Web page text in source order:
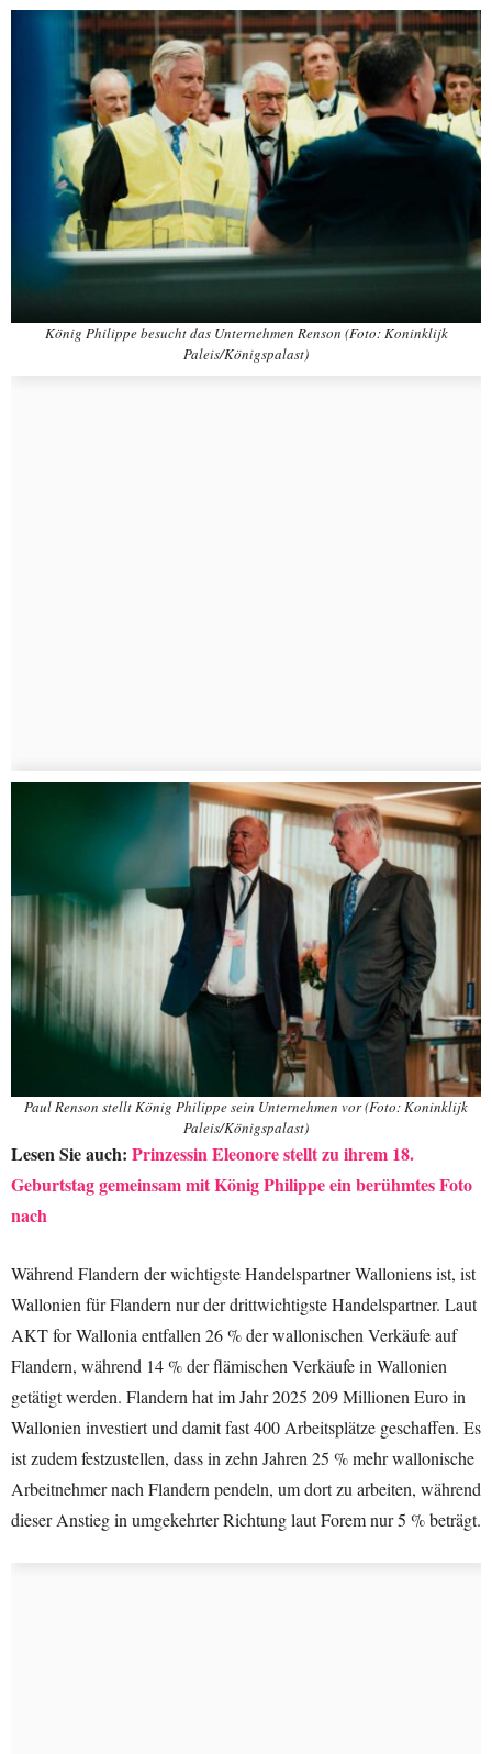
König Philippe besucht das Unternehmen Renson (Foto: Koninklijk
Paleis/Königspalast)
Paul Renson stellt König Philippe sein Unternehmen vor (Foto: Koninklijk
Paleis/Königspalast)
Lesen Sie auch: Prinzessin Eleonore stellt zu ihrem 18.
Geburtstag gemeinsam mit König Philippe ein berühmtes Foto
nach
Während Flandern der wichtigste Handelspartner Walloniens ist, ist
Wallonien für Flandern nur der drittwichtigste Handelspartner. Laut
AKT for Wallonia entfallen 26 % der wallonischen Verkäufe auf
Flandern, während 14 % der flämischen Verkäufe in Wallonien
getätigt werden. Flandern hat im Jahr 2025 209 Millionen Euro in
Wallonien investiert und damit fast 400 Arbeitsplätze geschaffen. Es
ist zudem festzustellen, dass in zehn Jahren 25 % mehr wallonische
Arbeitnehmer nach Flandern pendeln, um dort zu arbeiten, während
dieser Anstieg in umgekehrter Richtung laut Forem nur 5 % beträgt.